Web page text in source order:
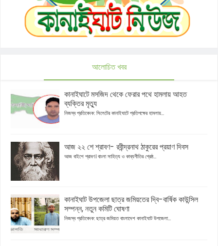
আলোচিত খবর
কানাইঘাটে মসজিদ থেকে ফেরার পথে হামলায় আহত
ব্যক্তির মৃত্যু
নিজস্ব প্রতিবেদক: সিলেটের কানাইঘাটে প্রতিপক্ষের হামলায়...
আজ ২২ শে শ্রাবণ- রবীন্দ্রনাথ ঠাকুরের প্রয়াণ দিবস
আজ বাইশে শ্রাবণ। বাংলা সাহিত্য ও কাব্যগীতির শ্রেষ্ঠ...
কানাইঘাট উপজেলা ছাত্র জমিয়তের দ্বি-বার্ষিক কাউন্সিল
সম্পন্ন, নতুন কমিটি ঘোষণা
নিজস্ব প্রতিবেদক: ছাত্র জমিয়ত বাংলাদেশ কানাইঘাট উপজেলা...